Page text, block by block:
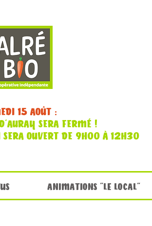
15 AOÛT :
SERA FERMÉ !
SERA OUVERT DE 9H00 À 12H30
ANIMATIONS "LE LOCAL"